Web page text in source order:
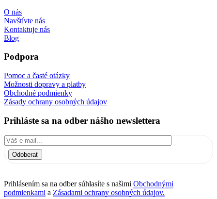
O nás
Navštívte nás
Kontaktuje nás
Blog
Podpora
Pomoc a časté otázky
Možnosti dopravy a platby
Obchodné podmienky
Zásady ochrany osobných údajov
Prihláste sa na odber nášho newslettera
Odoberať
Prihlásením sa na odber súhlasíte s našimi Obchodnými
podmienkami a Zásadami ochrany osobných údajov.